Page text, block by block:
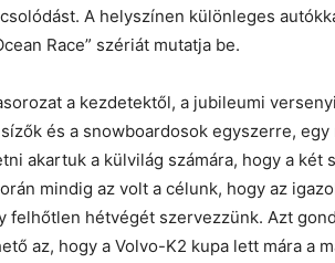
A helyszínen különleges
Race” szériát mutatja be.
a kezdetektől, a jubileumi
és a snowboardosok egyszerre,
akartuk a külvilág számára, hogy a két
mindig az volt a célunk, hogy az
felhőtlen hétvégét szervezzünk. Azt
az, hogy a Volvo-K2 kupa lett mára a